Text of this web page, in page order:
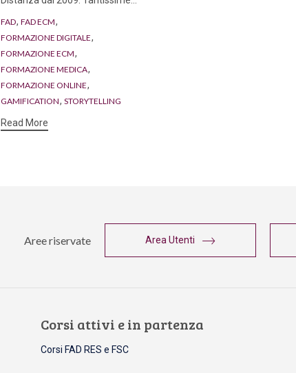
Tags
FAD, FAD ECM,
FORMAZIONE DIGITALE,
FORMAZIONE ECM,
FORMAZIONE MEDICA,
FORMAZIONE ONLINE,
GAMIFICATION, STORYTELLING
Read More
Aree riservate Area Utenti
Corsi attivi e in partenza
Corsi FAD RES e FSC